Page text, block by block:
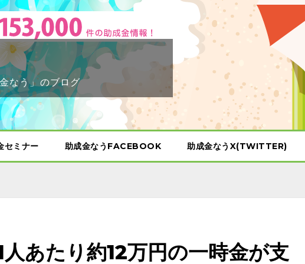
なう」のブログ
セミナー 助成金なうFACEBOOK 助成金なうX(TWITTER)
人あたり約12万円の一時金が支